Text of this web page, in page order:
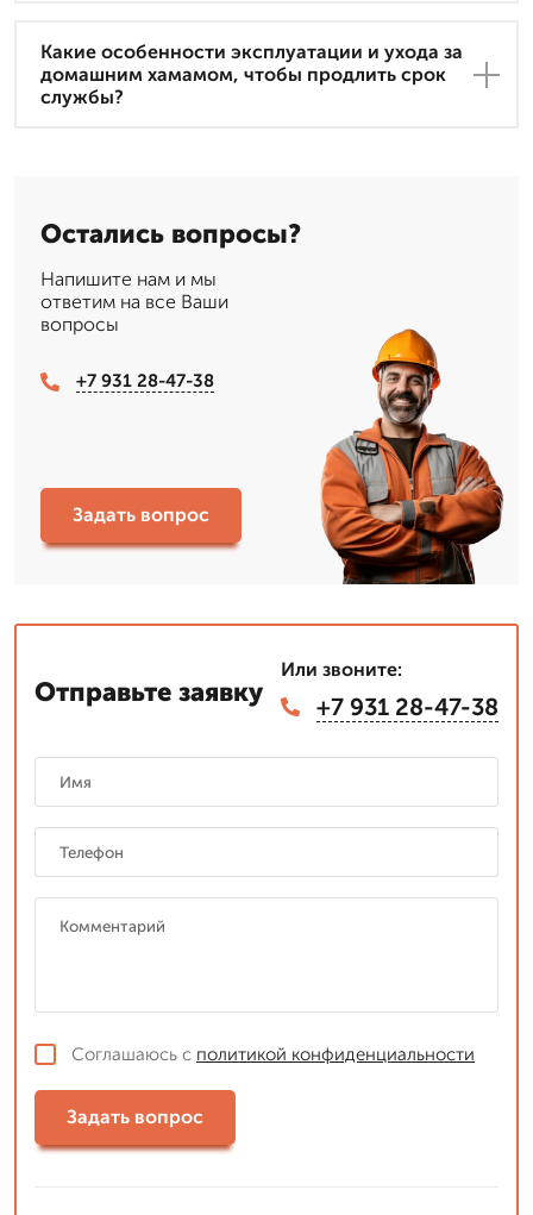
Какие особенности эксплуатации и ухода за
домашним хамамом, чтобы продлить срок
службы?
Остались вопросы?
Напишите нам и мы
ответим на все Ваши
вопросы
+7 931 28-47-38
Задать вопрос
Отправьте заявку
Или звоните:
+7 931 28-47-38
Соглашаюсь с политикой конфиденциальности
Задать вопрос